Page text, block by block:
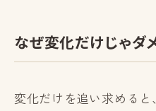
なぜ変化だけじゃダ
変化だけを追い求める